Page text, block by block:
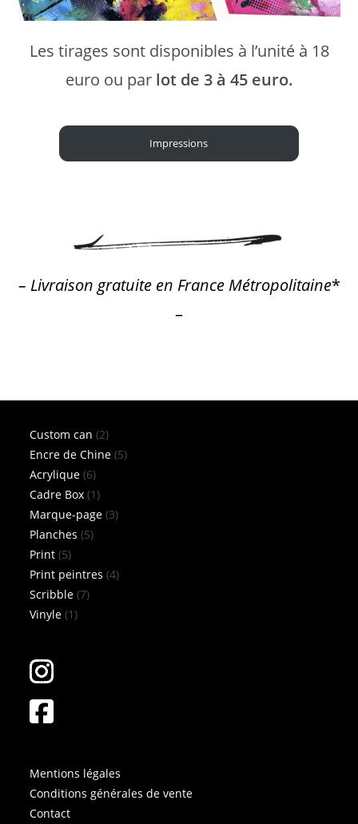
Les tirages sont disponibles à l’unité à 18
euro ou par lot de 3 à 45 euro.
Impressions
– Livraison gratuite en France Métropolitaine*
–
Custom can 22
produits
Encre de Chine 55
Acrylique 66
produits
Cadre Box 1 1
produit
Marque-page 33
Planches 55
Print 55
produits
Print peintres 44
Scribble 77
Vinyle 1 1
Mentions légales
Conditions générales de vente
Contact